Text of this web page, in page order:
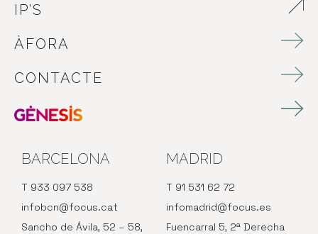
IP’S
ÀFORA
CONTACTE
BARCELONA
T 933 097 538
infobcn@focus.cat
Sancho de Ávila, 52 – 58,
MADRID
T 91 531 62 72
infomadrid@focus.es
Fuencarral 5, 2ª Derecha